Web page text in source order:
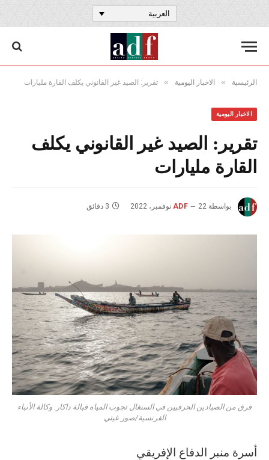
العربية
الرئيسية » الاخبار اليومية » تقرير: الصيد غير القانوني يكلف القارة مليارات
الاخبار اليومية
تقرير: الصيد غير القانوني يكلف
القارة مليارات
بواسطة ADF 22 نوفمبر، 2022 3 دقائق
فرق من الصيادين الحرفيين في السنغال تجوب المياه قبالة داكار. وكالة الأنباء
الفرنسية/صور غيتي
أسرة منبر الدفاع الإفريقي